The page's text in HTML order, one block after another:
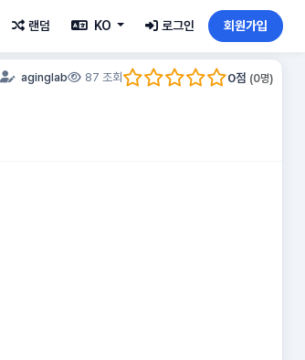
랜덤 KO 로그인 회원가입
aginglab 87 조회 0점 (0명)